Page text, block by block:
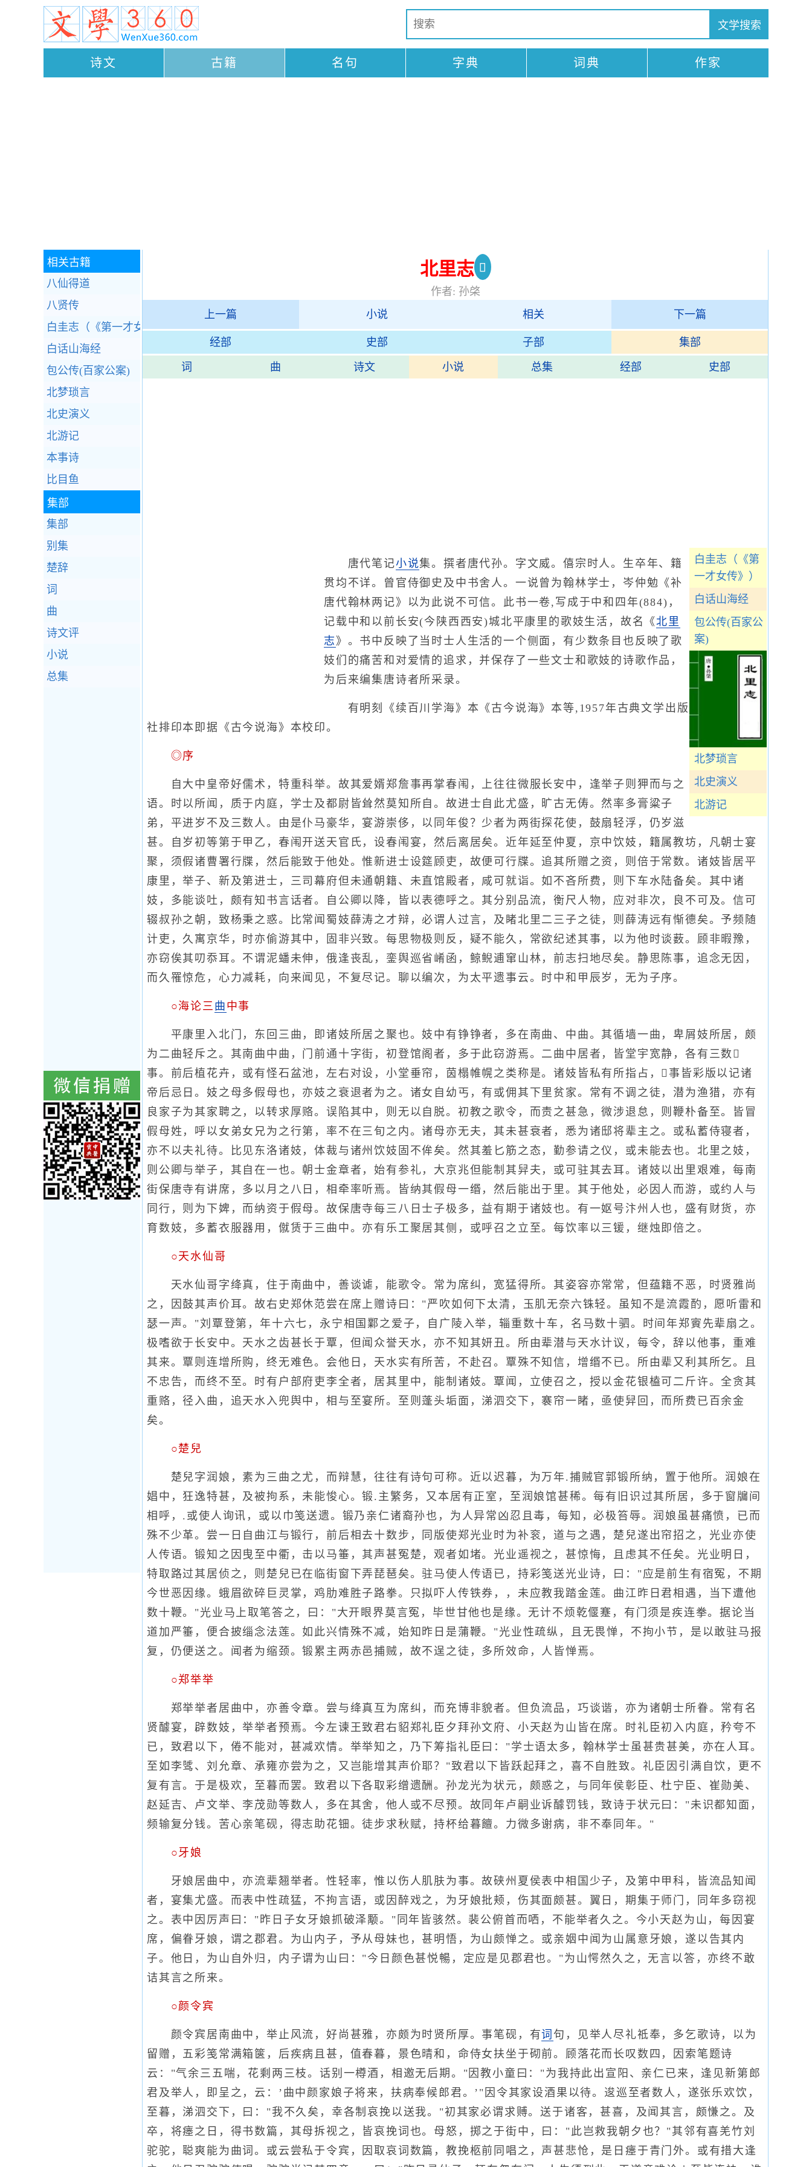
诗文 古籍 名句 字典 词典 作家
北里志
作者: 孙棨
上一篇
小说 相关 下一篇
经部 史部 子部 集部
词 曲 诗文 小说 总集 经部 史部
白圭志（《第
一才女传》）
白话山海经
包公传(百家公
案)
北梦琐言
北史演义
北游记
唐代笔记小说集。撰者唐代孙。字文威。僖宗时人。生卒年、籍
贯均不详。曾官侍御史及中书舍人。一说曾为翰林学士，岑仲勉《补
唐代翰林两记》以为此说不可信。此书一卷,写成于中和四年(884)，
记载中和以前长安(今陕西西安)城北平康里的歌妓生活，故名《北里
志 》。书中反映了当时士人生活的一个侧面，有少数条目也反映了歌
妓们的痛苦和对爱情的追求，并保存了一些文士和歌妓的诗歌作品，
为后来编集唐诗者所采录。
有明刻《续百川学海》本《古今说海》本等,1957年古典文学出版
社排印本即据《古今说海》本校印。
◎序
自大中皇帝好儒术，特重科举。故其爱婿郑詹事再掌春闱，上往往微服长安中，逢举子则狎而与之
语。时以所闻，质于内庭，学士及都尉皆耸然莫知所自。故进士自此尤盛，旷古无俦。然率多膏粱子
弟，平进岁不及三数人。由是仆马豪华，宴游崇侈，以同年俊？少者为两街探花使，鼓扇轻浮，仍岁滋
甚。自岁初等第于甲乙，春闱开送天官氏，设春闱宴，然后离居矣。近年延至仲夏，京中饮妓，籍属教坊，凡朝士宴
聚，须假诸曹署行牒，然后能致于他处。惟新进士设筵顾吏，故便可行牒。追其所赠之资，则倍于常数。诸妓皆居平
康里，举子、新及第进士，三司幕府但未通朝籍、未直馆殿者，咸可就诣。如不吝所费，则下车水陆备矣。其中诸
妓，多能谈吐，颇有知书言话者。自公卿以降，皆以表德呼之。其分别品流，衡尺人物，应对非次，良不可及。信可
辍叔孙之朝，致杨秉之惑。比常闻蜀妓薛涛之才辩，必谓人过言，及睹北里二三子之徒，则薛涛远有惭德矣。予频随
计吏，久寓京华，时亦偷游其中，固非兴致。每思物极则反，疑不能久，常欲纪述其事，以为他时谈薮。顾非暇豫，
亦窃俟其叨忝耳。不谓泥蟠未伸，俄逢丧乱，銮舆巡省崤函，鲸鲵逋窜山林，前志扫地尽矣。静思陈事，追念无因，
而久罹惊危，心力减耗，向来闻见，不复尽记。聊以编次，为太平遗事云。时中和甲辰岁，无为子序。
○海论三 曲 中事
平康里入北门，东回三曲，即诸妓所居之聚也。妓中有铮铮者，多在南曲、中曲。其循墙一曲，卑屑妓所居，颇
为二曲轻斥之。其南曲中曲，门前通十字街，初登馆阁者，多于此窃游焉。二曲中居者，皆堂宇宽静，各有三数
事。前后植花卉，或有怪石盆池，左右对设，小堂垂帘，茵榻帷幌之类称是。诸妓皆私有所指占，事皆彩版以记诸
帝后忌日。妓之母多假母也，亦妓之衰退者为之。诸女自幼丐，有或佣其下里贫家。常有不调之徒，潜为渔猎，亦有
良家子为其家聘之，以转求厚赂。误陷其中，则无以自脱。初教之歌令，而责之甚急，微涉退怠，则鞭朴备至。皆冒
假母姓，呼以女弟女兄为之行第，率不在三旬之内。诸母亦无夫，其未甚衰者，悉为诸邸将辈主之。或私蓄侍寝者，
亦不以夫礼待。比见东洛诸妓，体裁与诸州饮妓固不侔矣。然其羞匕筋之态，勤参请之仪，或未能去也。北里之妓，
则公卿与举子，其自在一也。朝士金章者，始有参礼，大京兆但能制其舁夫，或可驻其去耳。诸妓以出里艰难，每南
街保唐寺有讲席，多以月之八日，相牵率听焉。皆纳其假母一缗，然后能出于里。其于他处，必因人而游，或约人与
同行，则为下婢，而纳资于假母。故保唐寺每三八日士子极多，益有期于诸妓也。有一妪号汴州人也，盛有财货，亦
育数妓，多蓄衣服器用，僦赁于三曲中。亦有乐工聚居其侧，或呼召之立至。每饮率以三锾，继烛即倍之。
○天水仙哥
天水仙哥字绛真，住于南曲中，善谈谑，能歌令。常为席纠，宽猛得所。其姿容亦常常，但蕴籍不恶，时贤雅尚
之，因鼓其声价耳。故右史郑休范尝在席上赠诗曰："严吹如何下太清，玉肌无奈六铢轻。虽知不是流霞酌，愿听雷和
瑟一声。"刘覃登第，年十六七，永宁相国鄴之爱子，自广陵入举，辎重数十车，名马数十驷。时间年郑賨先辈扇之。
极嗜欲于长安中。天水之齿甚长于覃，但闻众誉天水，亦不知其妍丑。所由辈潜与天水计议，每令，辞以他事，重难
其来。覃则连增所购，终无难色。会他日，天水实有所苦，不赴召。覃殊不知信，增缗不已。所由辈又利其所乞。且
不忠告，而终不至。时有户部府吏李全者，居其里中，能制诸妓。覃闻，立使召之，授以金花银榼可二斤许。全贪其
重赂，径入曲，追天水入兜舆中，相与至宴所。至则蓬头垢面，涕泗交下，褰帘一睹，亟使舁回，而所费已百余金
矣。
○楚兒
楚兒字润娘，素为三曲之尤，而辩慧，往往有诗句可称。近以迟暮，为万年.捕贼官郭锻所纳，置于他所。润娘在
娼中，狂逸特甚，及被拘系，未能悛心。锻.主繁务，又本居有正室，至润娘馆甚稀。每有旧识过其所居，多于窗牖间
相呼，.或使人询讯，或以巾笺送遗。锻乃亲仁诸裔孙也，为人异常凶忍且毒，每知，必极笞辱。润娘虽甚痛愤，已而
殊不少革。尝一日自曲江与锻行，前后相去十数步，同版使郑光业时为补衮，道与之遇，楚兒遂出帘招之，光业亦使
人传语。锻知之因曳至中衢，击以马箠，其声甚冤楚，观者如堵。光业遥视之，甚惊悔，且虑其不任矣。光业明日，
特取路过其居侦之，则楚兒已在临街窗下弄琵琶矣。驻马使人传语已，持彩笺送光业诗，曰："应是前生有宿冤，不期
今世恶因缘。蛾眉欲碎巨灵掌，鸡肋难胜子路拳。只拟吓人传铁券，，未应教我踏金莲。曲江昨日君相遇，当下遭他
数十鞭。"光业马上取笔答之，曰："大开眼界莫言冤，毕世甘他也是缘。无计不烦乾偃蹇，有门须是疾连拳。据论当
道加严箠，便合披缁念法莲。如此兴情殊不减，始知昨日是蒲鞭。"光业性疏纵，且无畏惮，不拘小节，是以敢驻马报
复，仍便送之。闻者为缩颈。锻累主两赤邑捕贼，故不逞之徒，多所效命，人皆惮焉。
○郑举举
郑举举者居曲中，亦善令章。尝与绛真互为席纠，而充博非貌者。但负流品，巧谈谐，亦为诸朝士所眷。常有名
贤醵宴，辟数妓，举举者预焉。今左谏王致君右貂郑礼臣夕拜孙文府、小天赵为山皆在席。时礼臣初入内庭，矜夸不
已，致君以下，倦不能对，甚减欢情。举举知之，乃下筹指礼臣曰："学士语太多，翰林学士虽甚贵甚美，亦在人耳。
至如李骘、刘允章、承雍亦尝为之，又岂能增其声价耶？"致君以下皆跃起拜之，喜不自胜致。礼臣因引满自饮，更不
复有言。于是极欢，至暮而罢。致君以下各取彩缯遗酬。孙龙光为状元，颇惑之，与同年侯彰臣、杜宁臣、崔勋美、
赵延吉、卢文举、李茂勋等数人，多在其舍，他人或不尽预。故同年卢嗣业诉醵罚钱，致诗于状元曰："未识都知面，
频输复分钱。苦心亲笔砚，得志助花钿。徒步求秋赋，持杯给暮饘。力微多谢病，非不奉同年。"
○牙娘
牙娘居曲中，亦流辈翘举者。性轻率，惟以伤人肌肤为事。故硖州夏侯表中相国少子，及第中甲科，皆流品知闻
者，宴集尤盛。而表中性疏猛，不拘言语，或因醉戏之，为牙娘批颊，伤其面颇甚。翼日，期集于师门，同年多窃视
之。表中因厉声曰："昨日子女牙娘抓破泽颙。"同年皆骇然。裴公俯首而哂，不能举者久之。今小天赵为山，每因宴
席，偏眷牙娘，谓之郡君。为山内子，予从母妹也，甚明悟，为山颇惮之。或亲姻中闻为山属意牙娘，遂以告其内
子。他日，为山自外归，内子谓为山曰："今日颜色甚悦暢，定应是见郡君也。"为山愕然久之，无言以答，亦终不敢
诘其言之所来。
○颜令宾
颜令宾居南曲中，举止风流，好尚甚雅，亦颇为时贤所厚。事笔砚，有词 句，见举人尽礼祗奉，多乞歌诗，以为
留赠，五彩笺常满箱箧，后疾病且甚，值春暮，景色晴和，命侍女扶坐于砌前。顾落花而长叹数四，因索笔题诗
云："气余三五喘，花剩两三枝。话别一樽酒，相邀无后期。"因教小童曰："为我持此出宣阳、亲仁已来，逢见新第郎
君及举人，即呈之，云：’曲中颜家娘子将来，扶病奉候郎君。’"因令其家设酒果以待。逡巡至者数人，遂张乐欢饮，
至暮，涕泗交下，曰："我不久矣，幸各制哀挽以送我。"初其家必谓求赙。送于诸客，甚喜，及闻其言，颇慊之。及
卒，将瘗之日，得书数篇，其母拆视之，皆哀挽词也。母怒，掷之于街中，曰："此岂救我朝夕也？"其邻有喜羌竹刘
驼驼，聪爽能为曲词。或云尝私于令宾，因取哀词数篇，教挽柩前同唱之，声甚悲怆，是日瘗于青门外。或有措大逢
相关古籍
八仙得道
八贤传
白圭志（《第一才女传》）
白话山海经
包公传(百家公案)
北梦琐言
北史演义
北游记
本事诗
比目鱼
集部
集部
别集
楚辞
词
曲
诗文评
小说
总集